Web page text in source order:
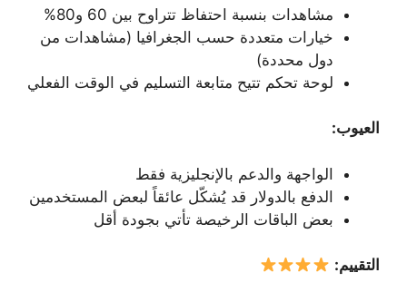
مشاهدات بنسبة احتفاظ تتراوح بين 60 و80%
خيارات متعددة حسب الجغرافيا (مشاهدات من
دول محددة)
لوحة تحكم تتيح متابعة التسليم في الوقت الفعلي
العيوب:
الواجهة والدعم بالإنجليزية فقط
الدفع بالدولار قد يُشكّل عائقاً لبعض المستخدمين
بعض الباقات الرخيصة تأتي بجودة أقل
التقييم: